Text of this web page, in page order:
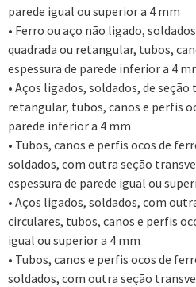
parede igual ou superior a 4 mm
• Ferro ou aço não ligado,
quadrada ou retangular, tubos,
espessura de parede inferior a 4
• Aços ligados, soldados, de
retangular, tubos, canos e perfis
parede inferior a 4 mm
• Tubos, canos e perfis ocos de
soldados, com outra seção
espessura de parede igual ou
• Aços ligados, soldados, com
circulares, tubos, canos e perfis
igual ou superior a 4 mm
• Tubos, canos e perfis ocos de
soldados, com outra seção